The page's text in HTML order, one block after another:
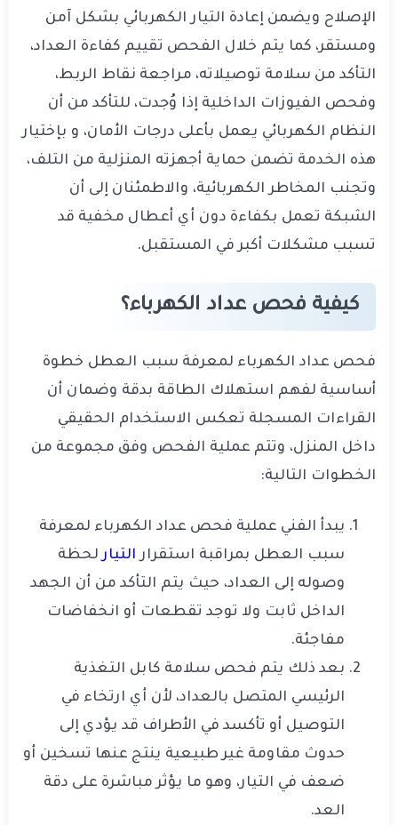
الإصلاح ويضمن إعادة التيار الكهربائي بشكل آمن
ومستقر، كما يتم خلال الفحص تقييم كفاءة العداد،
التأكد من سلامة توصيلاته، مراجعة نقاط الربط،
وفحص الفيوزات الداخلية إذا وُجدت، للتأكد من أن
النظام الكهربائي يعمل بأعلى درجات الأمان، و بإختيار
هذه الخدمة تضمن حماية أجهزته المنزلية من التلف،
وتجنب المخاطر الكهربائية، والاطمئنان إلى أن
الشبكة تعمل بكفاءة دون أي أعطال مخفية قد
تسبب مشكلات أكبر في المستقبل.
كيفية فحص عداد الكهرباء؟
فحص عداد الكهرباء لمعرفة سبب العطل خطوة
أساسية لفهم استهلاك الطاقة بدقة وضمان أن
القراءات المسجلة تعكس الاستخدام الحقيقي
داخل المنزل، وتتم عملية الفحص وفق مجموعة من
الخطوات التالية:
يبدأ الفني عملية فحص عداد الكهرباء لمعرفة
سبب العطل بمراقبة استقرار التيارلحظة
وصوله إلى العداد، حيث يتم التأكد من أن الجهد
الداخل ثابت ولا توجد تقطعات أو انخفاضات
مفاجئة.
بعد ذلك يتم فحص سلامة كابل التغذية
الرئيسي المتصل بالعداد، لأن أي ارتخاء في
التوصيل أو تأكسد في الأطراف قد يؤدي إلى
حدوث مقاومة غير طبيعية ينتج عنها تسخين أو
ضعف في التيار، وهو ما يؤثر مباشرة على دقة
العد.